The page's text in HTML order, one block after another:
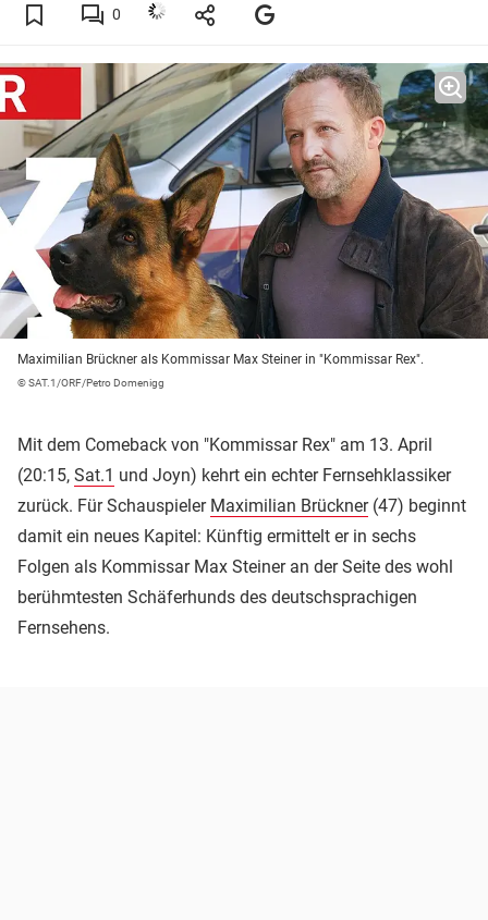
0
Maximilian Brückner als Kommissar Max Steiner in "Kommissar Rex".
© SAT.1/ORF/Petro Domenigg
Mit dem Comeback von "Kommissar Rex" am 13. April
(20:15, Sat.1 und Joyn) kehrt ein echter Fernsehklassiker
zurück. Für Schauspieler Maximilian Brückner(47) beginnt
damit ein neues Kapitel: Künftig ermittelt er in sechs
Folgen als Kommissar Max Steiner an der Seite des wohl
berühmtesten Schäferhunds des deutschsprachigen
Fernsehens.